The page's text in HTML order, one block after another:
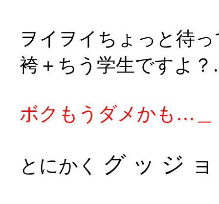
ヲイヲイちょっと待
袴＋ちう学生ですよ
ボクもうダメかも…＿
とにかく グ ッ ジ